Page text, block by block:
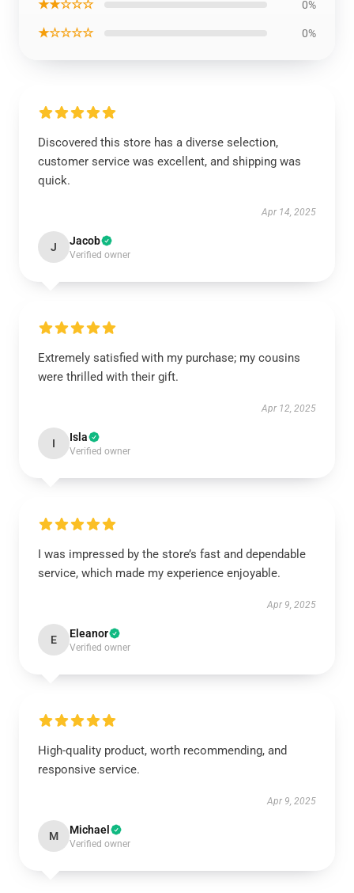
★★☆☆☆ 0%
★☆☆☆☆ 0%
Discovered this store has a diverse selection,
customer service was excellent, and shipping was
quick.
Apr 14, 2025
J Jacob
Verified owner
Extremely satisfied with my purchase; my cousins
were thrilled with their gift.
Apr 12, 2025
I Isla
Verified owner
I was impressed by the store’s fast and dependable
service, which made my experience enjoyable.
Apr 9, 2025
E Eleanor
Verified owner
High-quality product, worth recommending, and
responsive service.
Apr 9, 2025
M Michael
Verified owner